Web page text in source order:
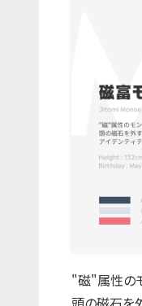
"磁"属性の